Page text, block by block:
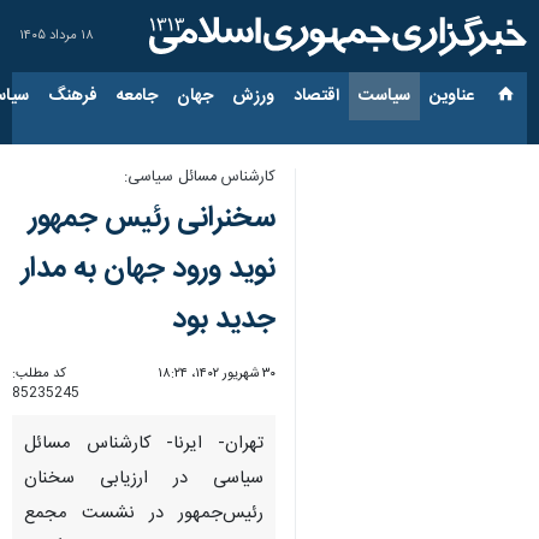
۱۸ مرداد ۱۴۰۵
عناوین‌ سیاست اقتصاد ورزش جهان جامعه فرهنگ
کارشناس مسائل سیاسی:
سخنرانی رئیس جمهور
نوید ورود جهان به مدار
جدید بود
۳۰ شهریور ۱۴۰۲، ۱۸:۲۴
کد مطلب:
85235245
تهران- ایرنا- کارشناس مسائل
سیاسی در ارزیابی سخنان
رئیس‌جمهور در نشست مجمع